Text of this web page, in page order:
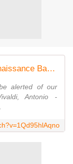
Restful Classical Music | Italian Renaissance Baroque Peaceful Relaxing Music
alerted of our
Antonio -